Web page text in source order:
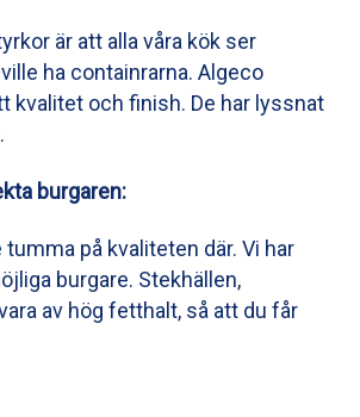
är att alla våra kök ser
ha containrarna. Algeco
kvalitet och finish. De har lyssnat
burgaren:
på kvaliteten där. Vi har
burgare. Stekhällen,
av hög fetthalt, så att du får